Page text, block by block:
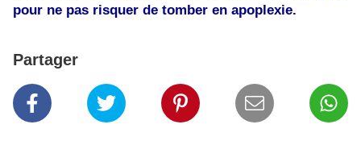
pour ne pas risquer de tomber en apoplexie.
Partager